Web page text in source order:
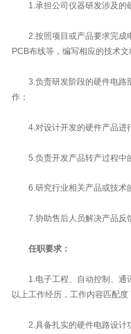
1.承担公司仪器研发涉及的
2.按照项目或产品要求完成
PCB布线等，编写相应的技术文
3.负责研发阶段的硬件电路
作；
4.对设计开发的硬件产品进
5.负责开发产品转产过程中
6.研究行业相关产品或技术
7.协助售后人员解决产品反
任职要求：
1.电子工程、自动控制、
以上工作经历，工作内容匹配
2.具备扎实的硬件电路设计